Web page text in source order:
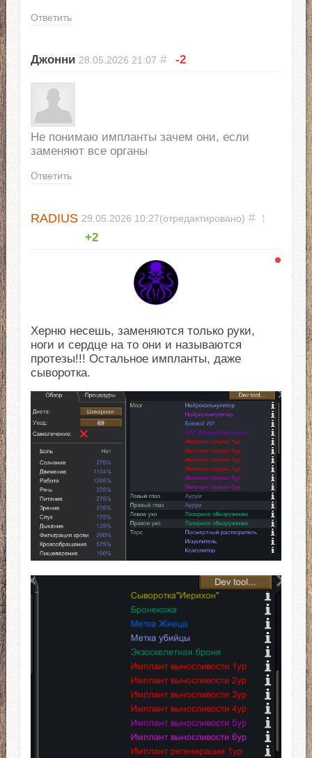
Ответить
Джонни 28.05.2026 21:07 # -2
Не понимаю импланты зачем они, если
заменяют все органы
Ответить
RADIUS 29.05.2026 10:27(отредактировано) # ↑
+2
Херню несешь, заменяются только руки,
ноги и сердце на то они и называются
протезы!!! Остальное импланты, даже
сыворотка.